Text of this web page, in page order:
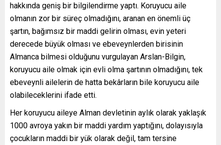
hakkında geniş bir bilgilendirme yaptı. Koruyucu aile
olmanın zor bir süreç olmadığını, aranan en önemli üç
şartın, bağımsız bir maddi gelirin olması, evin yeteri
derecede büyük olması ve ebeveynlerden birisinin
Almanca bilmesi olduğunu vurgulayan Arslan-Bilgin,
koruyucu aile olmak için evli olma şartının olmadığını, tek
ebeveynli ailelerin de hatta bekârların bile koruyucu aile
olabileceklerini ifade etti.
Her koruyucu aileye Alman devletinin aylık olarak yaklaşık
1000 avroya yakın bir maddi yardım yaptığını, dolayısıyla
çocukların maddi bir yük olarak değil, tam tersine